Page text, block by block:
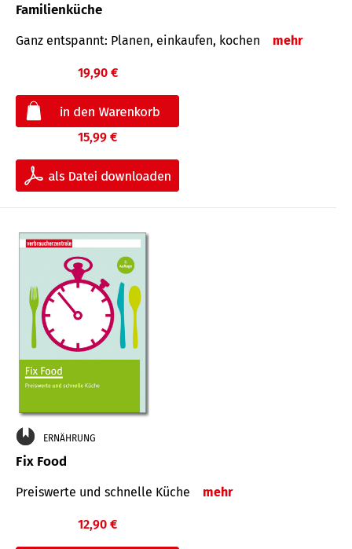
Familienküche
Ganz entspannt: Planen, einkaufen, kochen mehr
19,90 €
15,99 €
ERNÄHRUNG
Fix Food
Preiswerte und schnelle Küche mehr
12,90 €